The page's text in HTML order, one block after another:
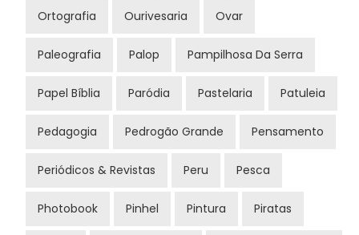
Ortografia Ourivesaria Ovar
Paleografia Palop Pampilhosa Da Serra
Papel Bíblia Paródia Pastelaria Patuleia
Pedagogia Pedrogão Grande Pensamento
Periódicos & Revistas Peru Pesca
Photobook Pinhel Pintura Piratas